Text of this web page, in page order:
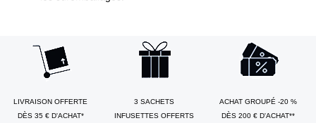
LIVRAISON OFFERTE
DÈS 35 € D'ACHAT*
3 SACHETS
INFUSETTES OFFERTS
ACHAT GROUPÉ -20 %
DÈS 200 € D'ACHAT**